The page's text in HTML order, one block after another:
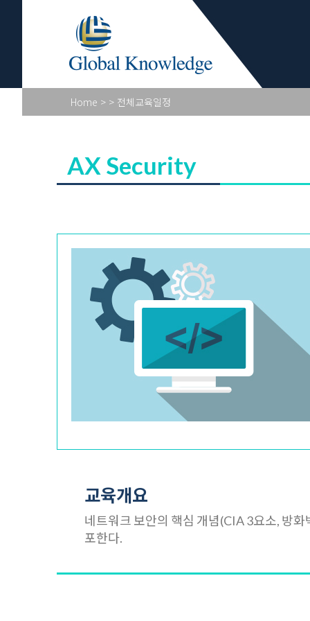
Academy
Home > > 전체교육일정
AX Security
교육개요
네트워크 보안의 핵심 개념(CIA 3요소, 방
포한다.